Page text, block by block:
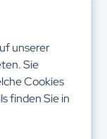
unserer
Sie
Cookies
finden Sie in